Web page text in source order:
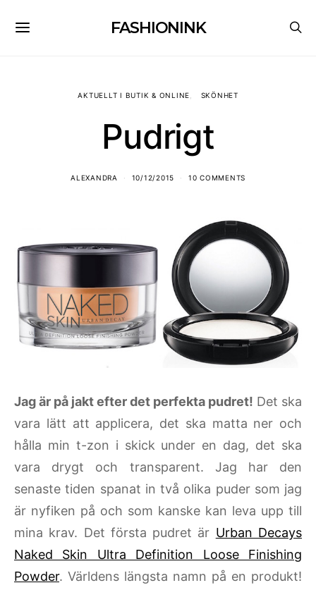
FASHIONINK
AKTUELLT I BUTIK & ONLINE SKÖNHET
Pudrigt
ALEXANDRA 10/12/2015 10 COMMENTS
Jag är på jakt efter det perfekta pudret! Det ska
vara lätt att applicera, det ska matta ner och
hålla min t-zon i skick under en dag, det ska
vara drygt och transparent. Jag har den
senaste tiden spanat in två olika puder som jag
är nyfiken på och som kanske kan leva upp till
mina krav. Det första pudret är Urban Decays
Naked Skin Ultra Definition Loose Finishing
Powder. Världens längsta namn på en produkt!